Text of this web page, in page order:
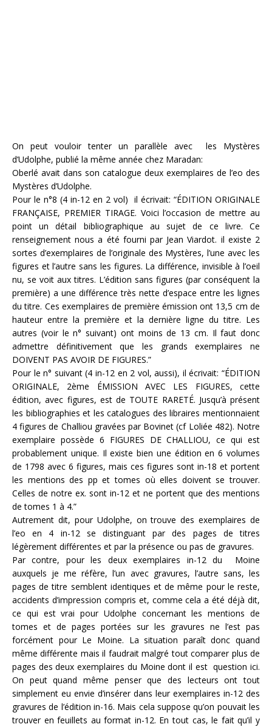
On peut vouloir tenter un parallèle avec les Mystères
d’Udolphe, publié la même année chez Maradan:
Oberlé avait dans son catalogue deux exemplaires de l’eo des
Mystères d’Udolphe.
Pour le n°8 (4 in-12 en 2 vol) il écrivait: “ÉDITION ORIGINALE
FRANÇAISE, PREMIER TIRAGE. Voici l’occasion de mettre au
point un détail bibliographique au sujet de ce livre. Ce
renseignement nous a été fourni par Jean Viardot. il existe 2
sortes d’exemplaires de l’originale des Mystères, l’une avec les
figures et l’autre sans les figures. La différence, invisible à l’oeil
nu, se voit aux titres. L’édition sans figures (par conséquent la
première) a une différence très nette d’espace entre les lignes
du titre. Ces exemplaires de première émission ont 13,5 cm de
hauteur entre la première et la dernière ligne du titre. Les
autres (voir le n° suivant) ont moins de 13 cm. Il faut donc
admettre définitivement que les grands exemplaires ne
DOIVENT PAS AVOIR DE FIGURES.”
Pour le n° suivant (4 in-12 en 2 vol, aussi), il écrivait: “ÉDITION
ORIGINALE, 2ème ÉMISSION AVEC LES FIGURES, cette
édition, avec figures, est de TOUTE RARETÉ. Jusqu’à présent
les bibliographies et les catalogues des libraires mentionnaient
4 figures de Challiou gravées par Bovinet (cf Loliée 482). Notre
exemplaire possède 6 FIGURES DE CHALLIOU, ce qui est
probablement unique. Il existe bien une édition en 6 volumes
de 1798 avec 6 figures, mais ces figures sont in-18 et portent
les mentions des pp et tomes où elles doivent se trouver.
Celles de notre ex. sont in-12 et ne portent que des mentions
de tomes 1 à 4.”
Autrement dit, pour Udolphe, on trouve des exemplaires de
l’eo en 4 in-12 se distinguant par des pages de titres
légèrement différentes et par la présence ou pas de gravures.
Par contre, pour les deux exemplaires in-12 du Moine
auxquels je me réfère, l’un avec gravures, l’autre sans, les
pages de titre semblent identiques et de même pour le reste,
accidents d’impression compris et, comme cela a été déjà dit,
ce qui est vrai pour Udolphe concernant les mentions de
tomes et de pages portées sur les gravures ne l’est pas
forcément pour Le Moine. La situation paraît donc quand
même différente mais il faudrait malgré tout comparer plus de
pages des deux exemplaires du Moine dont il est question ici.
On peut quand même penser que des lecteurs ont tout
simplement eu envie d’insérer dans leur exemplaires in-12 des
gravures de l’édition in-16. Mais cela suppose qu’on pouvait les
trouver en feuillets au format in-12. En tout cas, le fait qu’il y